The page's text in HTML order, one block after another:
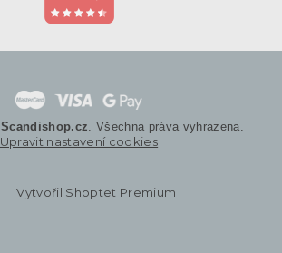
Vytvořil Shoptet Premium
Scandishop.cz . Všechna práva vyhrazena.
Upravit nastavení cookies